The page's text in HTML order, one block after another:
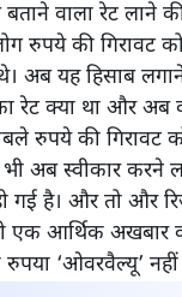
वाला रेट लाने
रुपये की गिरावट
अब यह हिसाब
रेट क्या था और अब
रुपये की गिरावट
भी अब स्वीकार
गई है। और तो और
एक आर्थिक अखबार
‘ओवरवैल्यू’ नहीं